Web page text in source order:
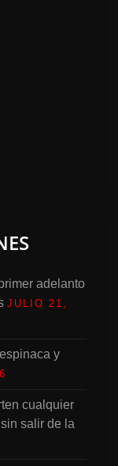
adelanto
JULIO 21,
y
cualquier
salir de la